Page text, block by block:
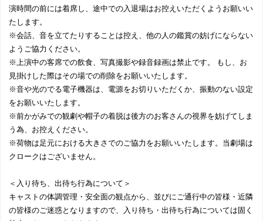
演時間の前には着席し、途中での入退場はお控えいただくようお願いい
たします。
※会話、音を立てたりすることは控え、他の人の鑑賞の妨げにならない
ようご協力ください。
※上演中の客席での飲食、写真撮影や録音録画は禁止です。 もし、お
見掛けした際はその場での削除をお願いいたします。
※音や光のでる電子機器は、電源をお切りいただくか、振動のない設定
をお願いいたします。
※前かがみでの観劇や帽子の着脱は後方のお客さんの視界を妨げてしま
う為、お控えください。
※荷物は足元における大きさでのご協力をお願いいたします。当劇場は
クロークはございません。
＜入り待ち、出待ち行為について＞
キャストの体調管理・安全⾯の観点から、並びにご通⾏中の皆様・近隣
の皆様のご迷惑となりますので、入り待ち・出待ち行為については固く